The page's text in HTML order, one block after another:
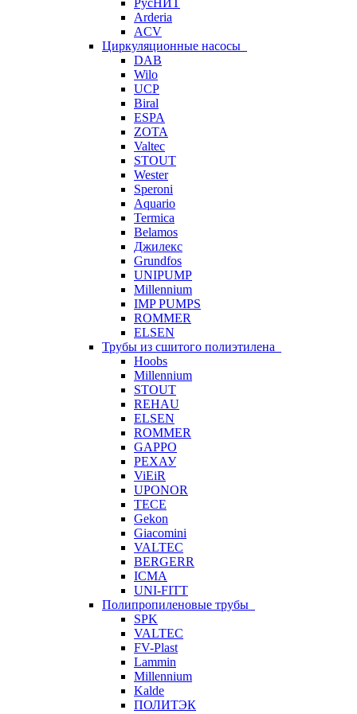
РусНИТ
Arderia
ACV
Циркуляционные насосы
DAB
Wilo
UCP
Biral
ESPA
ZOTA
Valtec
STOUT
Wester
Speroni
Aquario
Termica
Belamos
Джилекс
Grundfos
UNIPUMP
Millennium
IMP PUMPS
ROMMER
ELSEN
Трубы из сшитого полиэтилена
Hoobs
Millennium
STOUT
REHAU
ELSEN
ROMMER
GAPPO
РЕХАУ
ViEiR
UPONOR
TECE
Gekon
Giacomini
VALTEC
BERGERR
ICMA
UNI-FITT
Полипропиленовые трубы
SPK
VALTEC
FV-Plast
Lammin
Millennium
Kalde
ПОЛИТЭК